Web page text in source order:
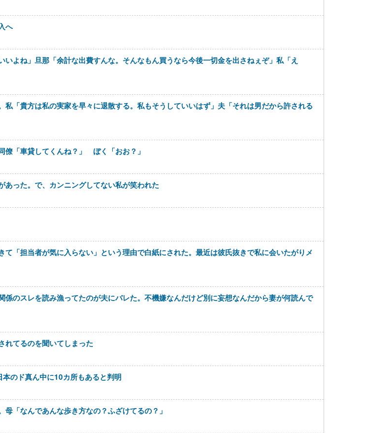
へ
よね」旦那「余計な出費すんな。そんなもん買うなら今後一切金を出さねぇぞ」私「え
「貴方は私の実家を早々に退散する。私もそうしていいはず」夫「それは男だから許される
「車貸してくんね？」 ぼく「おお？」
った。で、カンニングしてない私が笑われた
「担当者が気に入らない」という理由で白紙にされた。最近は彼氏抜きで私に会いたがりメ
のスレを読み漁ってたのが夫にバレた。不機嫌なんだけど別に妄想なんだから妻が何読んで
れてるのを聞いてしまった
本のド真ん中に10カ所もあると判明
「なんであんな歩き方なの？ふざけてるの？」